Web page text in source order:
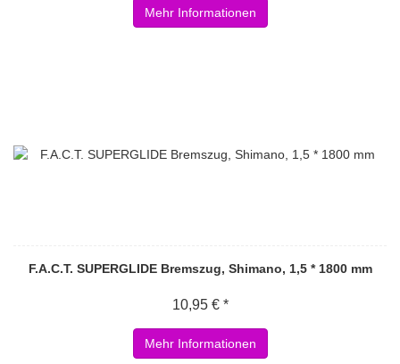
Mehr Informationen
F.A.C.T. SUPERGLIDE Bremszug, Shimano, 1,5 * 1800 mm
10,95 € *
Mehr Informationen